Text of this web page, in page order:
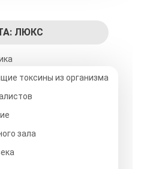
ЛЮКС
токсины из организма
зала